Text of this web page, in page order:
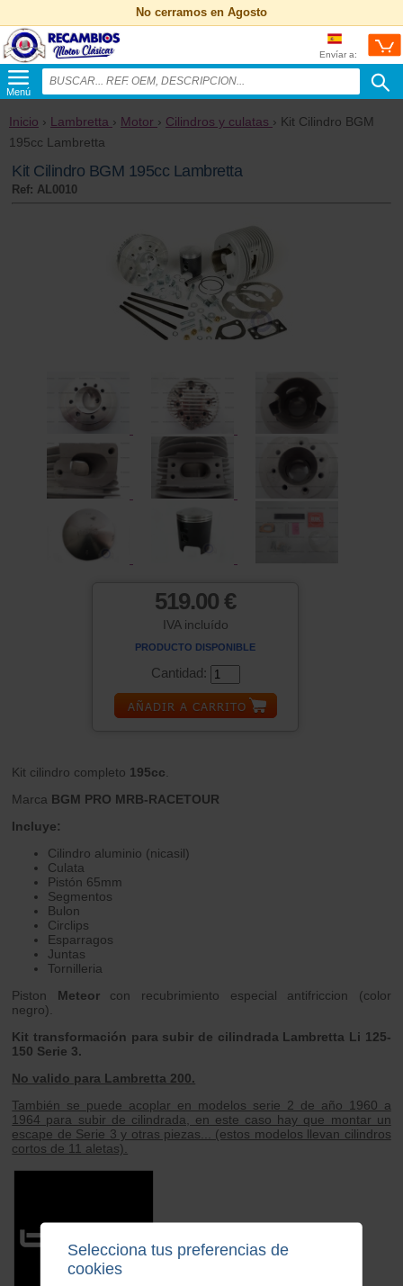
No cerramos en Agosto
Envíar a:
Menú
Inicio › Lambretta › Motor › Cilindros y culatas › Kit Cilindro BGM
195cc Lambretta
Kit Cilindro BGM 195cc Lambretta
Ref: AL0010
519.00 €
IVA incluído
PRODUCTO DISPONIBLE
Cantidad:
Kit cilindro completo 195cc
Marca BGM PRO MRB-RACETOUR
Incluye:
Cilindro aluminio (nicasil)
Culata
Pistón 65mm
Segmentos
Bulon
Circlips
Esparragos
Juntas
Tornilleria
Piston Meteorcon recubrimiento especial antifriccion (color
negro).
Kit transformación para subir de cilindrada Lambretta Li 125-
150 Serie 3.
No valido para Lambretta 200.
También se puede acoplar en modelos serie 2 de año 1960 a
1964 para subir de cilindrada, en este caso hay que montar un
escape de Serie 3 y otras piezas... (estos modelos llevan cilindros
cortos de 11 aletas).
Selecciona tus preferencias de
cookies